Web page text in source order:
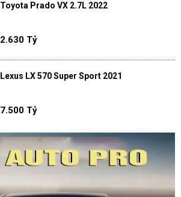
Toyota Prado VX 2.7L 2022
2.630 Tỷ
Lexus LX 570 Super Sport 2021
7.500 Tỷ